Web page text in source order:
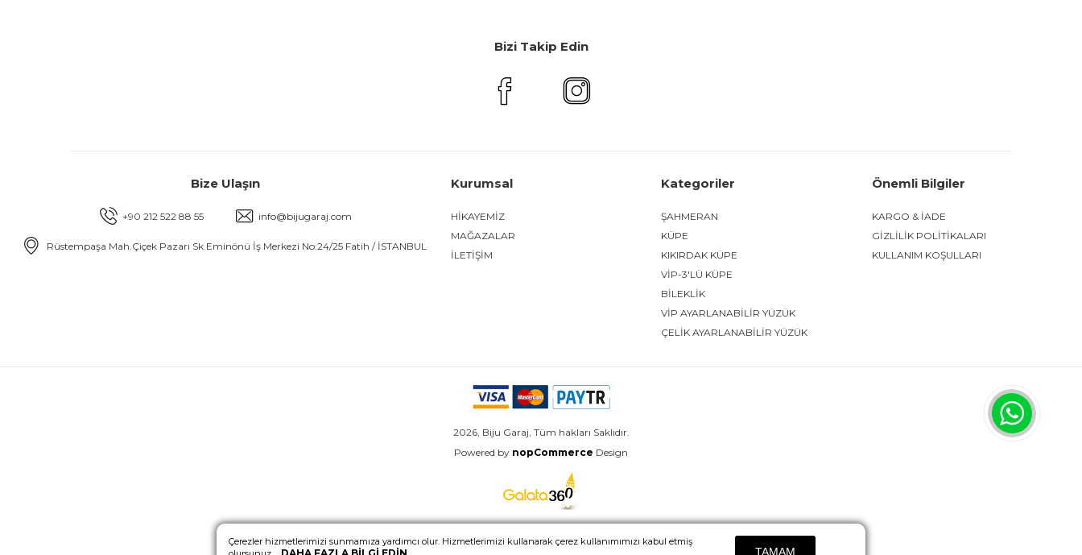
Bizi Takip Edin
Bize Ulaşın
+90 212 522 88 55 info@bijugaraj.com
Rüstempaşa Mah.Çiçek Pazarı Sk.Eminönü İş Merkezi No:24/25 Fatih / İSTANBUL
Kurumsal
HİKAYEMİZ
MAĞAZALAR
İLETİŞİM
Kategoriler
ŞAHMERAN
KÜPE
KIKIRDAK KÜPE
VİP-3'LÜ KÜPE
BİLEKLİK
VİP AYARLANABİLİR YÜZÜK
ÇELİK AYARLANABİLİR YÜZÜK
Önemli Bilgiler
KARGO & İADE
GİZLİLİK POLİTİKALARI
KULLANIM KOŞULLARI
2026, Biju Garaj, Tüm hakları Saklıdır.
Powered by nopCommerce Design
Çerezler hizmetlerimizi sunmamıza yardımcı olur. Hizmetlerimizi kullanarak çerez kullanımımızı kabul etmiş
TAMAM